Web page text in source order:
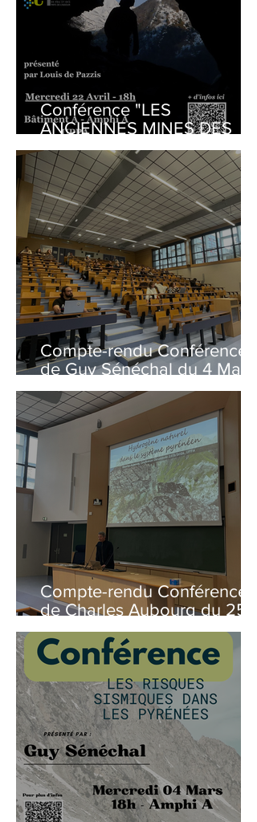
Conférence "LES
ANCIENNES MINES DES
PYRÉNÉES - Patrimoine -
Explorations" présenté par
Louis de Pazzis
Compte-rendu Conférence
de Guy Sénéchal du 4 Mars
2026
Compte-rendu Conférence
de Charles Aubourg du 25
Février 2026